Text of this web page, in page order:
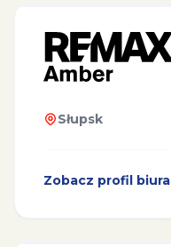
Słupsk
Zobacz profil biura